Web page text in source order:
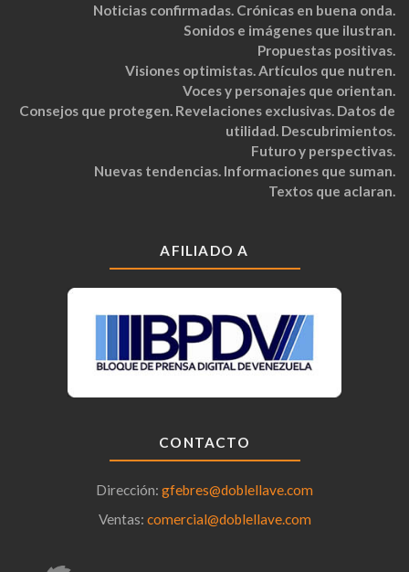
Noticias confirmadas. Crónicas en buena onda.
Sonidos e imágenes que ilustran.
Propuestas positivas.
Visiones optimistas. Artículos que nutren.
Voces y personajes que orientan.
Consejos que protegen. Revelaciones exclusivas. Datos de
utilidad. Descubrimientos.
Futuro y perspectivas.
Nuevas tendencias. Informaciones que suman.
Textos que aclaran.
AFILIADO A
CONTACTO
Dirección: gfebres@doblellave.com
Ventas: comercial@doblellave.com